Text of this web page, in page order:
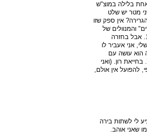
בלילה במוצ"ש
מטר יש שלט
אין ספק שזו
והמנוולים של
העיר הזו. זה כמו השוטר שמחכה לך ב-18:59 בצומת שבה אסור לפנות שמאלה בין 17:00 ל- 19:00. אבל בחזרה
אני אעביר לו
הוא עושה עם
רון. (ואני
להפועל אין אולם,
לי לשתות בירה
שאני אוהב.